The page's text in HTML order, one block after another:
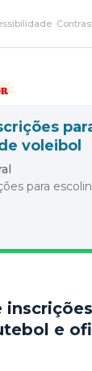
voleibol
para
e